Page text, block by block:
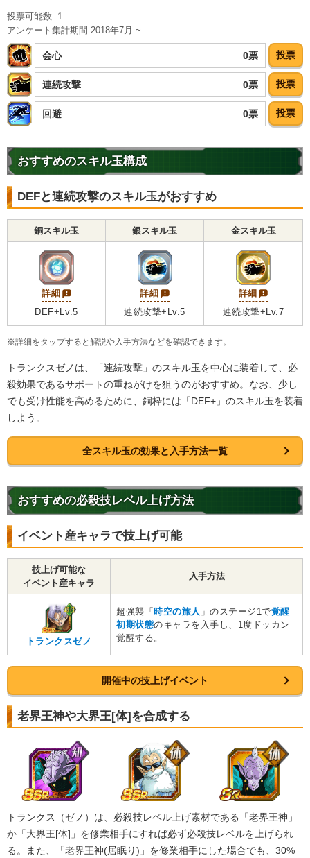
投票可能数: 1
アンケート集計期間 2018年7月 ~
会心 0票 投票
連続攻撃 0票 投票
回避 0票 投票
おすすめのスキル玉構成
DEFと連続攻撃のスキル玉がおすすめ
銅スキル玉 銀スキル玉 金スキル玉
詳細
DEF+Lv.5
詳細
連続攻撃+Lv.5
詳細
連続攻撃+Lv.7
※詳細をタップすると解説や入手方法などを確認できます。
トランクスゼノは、「連続攻撃」のスキル玉を中心に装着して、必
殺効果であるサポートの重ねがけを狙うのがおすすめ。なお、少し
でも受け性能を高めるために、銅枠には「DEF+」のスキル玉を装着
しよう。
全スキル玉の効果と入手方法一覧
おすすめの必殺技レベル上げ方法
イベント産キャラで技上げ可能
技上げ可能な
イベント産キャラ
入手方法
トランクスゼノ
超強襲「時空の旅人 」のステージ1で覚醒
初期状態のキャラを入手し、1度ドッカン
覚醒する。
開催中の技上げイベント
老界王神や大界王[体]を合成する
トランクス（ゼノ）は、必殺技レベル上げ素材である「老界王神」
か「大界王[体]」を修業相手にすれば必ず必殺技レベルを上げられ
る。また、「老界王神(居眠り)」を修業相手にした場合でも、30%